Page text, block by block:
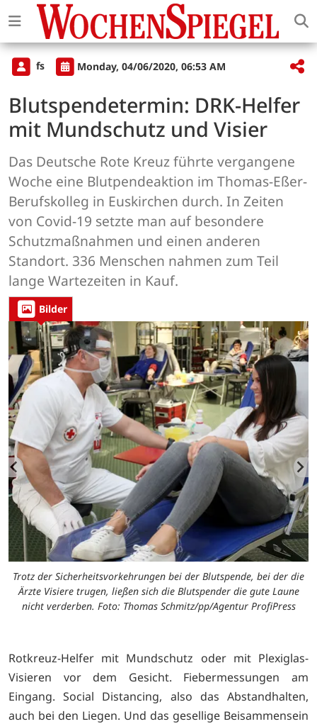
fs Monday, 04/06/2020, 06:53 AM
Blutspendetermin: DRK-Helfer
mit Mundschutz und Visier
Das Deutsche Rote Kreuz führte vergangene
Woche eine Blutpendeaktion im Thomas-Eßer-
Berufskolleg in Euskirchen durch. In Zeiten
von Covid-19 setzte man auf besondere
Schutzmaßnahmen und einen anderen
Standort. 336 Menschen nahmen zum Teil
lange Wartezeiten in Kauf.
Bilder
Trotz der Sicherheitsvorkehrungen bei der Blutspende, bei der die
Ärzte Visiere trugen, ließen sich die Blutspender die gute Laune
nicht verderben. Foto: Thomas Schmitz/pp/Agentur ProfiPress
Rotkreuz-Helfer mit Mundschutz oder mit Plexiglas-
Visieren vor dem Gesicht. Fiebermessungen am
Eingang. Social Distancing, also das Abstandhalten,
auch bei den Liegen. Und das gesellige Beisammensein